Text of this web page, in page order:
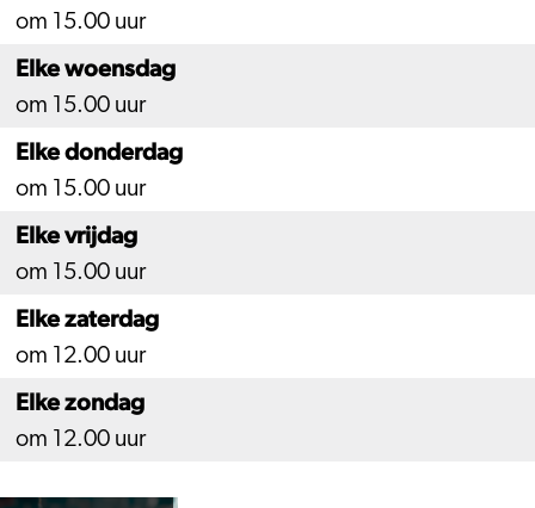
om 15.00 uur
Elke woensdag
om 15.00 uur
Elke donderdag
om 15.00 uur
Elke vrijdag
om 15.00 uur
Elke zaterdag
om 12.00 uur
Elke zondag
om 12.00 uur